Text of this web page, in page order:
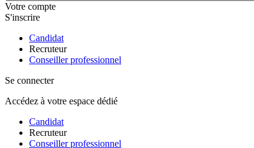
Votre compte
S'inscrire
Candidat
Recruteur
Conseiller professionnel
Se connecter
Accédez à votre espace dédié
Candidat
Recruteur
Conseiller professionnel